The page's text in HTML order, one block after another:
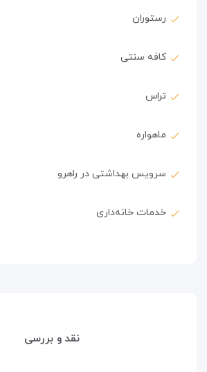
رستوران
کافه سنتی
تراس
ماهواره
سرویس بهداشتی در راهرو
خدمات خانه‌داری
نقد و بررسی